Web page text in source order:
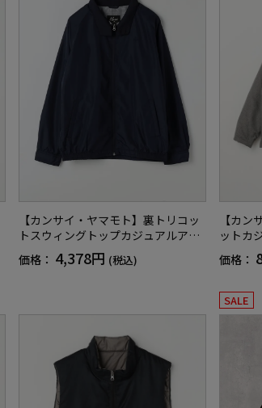
【カンサイ・ヤマモト】裏トリコッ
トスウィングトップカジュアルアウ
ター秋冬
価格： 4,378円 (税込)
【カ
ットカ
価格：
SALE